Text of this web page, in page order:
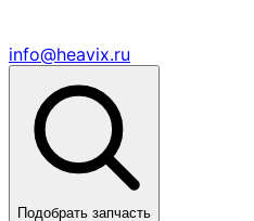
info@heavix.ru
Подобрать запчасть